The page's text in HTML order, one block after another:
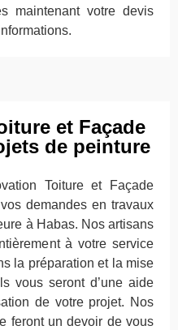
maintenant votre devis
et Façade
de peinture
Toiture et Façade
demandes en travaux
à Habas. Nos artisans
à votre service
la préparation et la mise
vous seront d’une aide
de votre projet. Nos
feront un devoir de vous